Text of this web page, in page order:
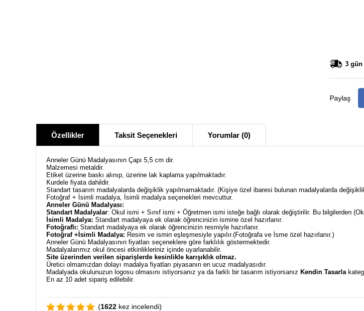
3 gün
Paylaş
Özellikler Taksit Seçenekleri Yorumlar (0)
Anneler Günü Madalyasının Çapı 5,5 cm dir.
Malzemesi metaldir.
Etiket üzerine baskı alınıp, üzerine lak kaplama yapılmaktadır.
Kurdele fiyata dahildir.
Standart tasarım madalyalarda değişiklik yapılmamaktadır. (Kişiye özel ibaresi bulunan madalyalarda
Fotoğraf + İsimli madalya, İsimli madalya seçenekleri mevcuttur.
Anneler Günü Madalyası:
Standart Madalyalar: Okul ismi + Sınıf ismi + Öğretmen ismi isteğe bağlı olarak değiştirilir. Bu bilgilerden
İsimli Madalya: Standart madalyaya ek olarak öğrencinizin ismine özel hazırlanır.
Fotoğraflı: Standart madalyaya ek olarak öğrencinizin resmiyle hazırlanır.
Fotoğraf +İsimli Madalya: Resim ve ismin eşleşmesiyle yapılır.(Fotoğrafa ve İsme özel hazırlanır.)
Anneler Günü Madalyasının fiyatları seçeneklere göre farklılık göstermektedir.
Madalyalarımız okul öncesi etkinlikleriniz içinde uyarlanabilir.
Site üzerinden verilen siparişlerde kesinlikle karışıklık olmaz.
Üretici olmamızdan dolayı madalya fiyatları piyasanın en ucuz madalyasıdır.
Madalyada okulunuzun logosu olmasını istiyorsanız ya da farklı bir tasarım istiyorsanız Kendin Tasarla
En az 10 adet sipariş edilebilir.
(1622 kez incelendi)